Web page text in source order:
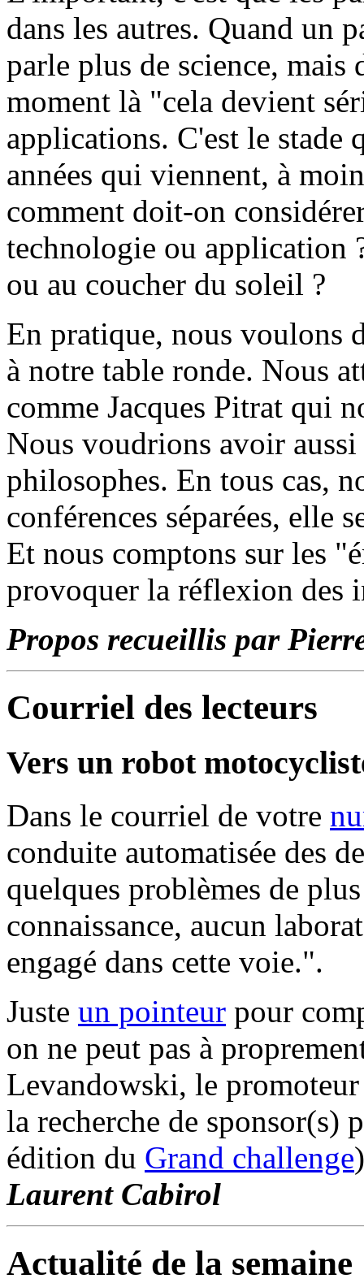
dans les autres. Quand un
parle plus de science, mais
moment là "cela devient
applications. C'est le
années qui viennent, à
comment doit-on
technologie ou application
ou au coucher du soleil ?
En pratique, nous voulons
à notre table ronde. Nous
comme Jacques Pitrat qui
Nous voudrions avoir aussi
philosophes. En tous cas,
conférences séparées, elle
Et nous comptons sur les
provoquer la réflexion des
Propos recueillis par
Courriel des lecteurs
Vers un robot
Dans le courriel de votre
conduite automatisée des
quelques problèmes de
connaissance, aucun
engagé dans cette voie.".
Juste un pointeur pour
on ne peut pas à
Levandowski, le
la recherche de sponsor(s)
édition du Grand challenge
Laurent Cabirol
Actualité de la semaine